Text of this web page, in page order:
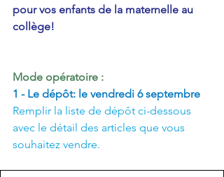
pour vos enfants de la maternelle au
collège!
Mode opératoire :
1 - Le dépôt: le vendredi 6 septembre
Remplir la liste de dépôt ci-dessous
avec le détail des articles que vous
souhaitez vendre.